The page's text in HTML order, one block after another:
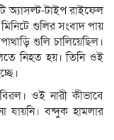
অ্যাসল্ট-টাইপ রাইফেল
গুলির সংবাদ পায়
গুলি চালিয়েছিল।
নিহত হয়। তিনি ওই
ওই নারী কীভাবে
যায়নি। বন্দুক হামলার